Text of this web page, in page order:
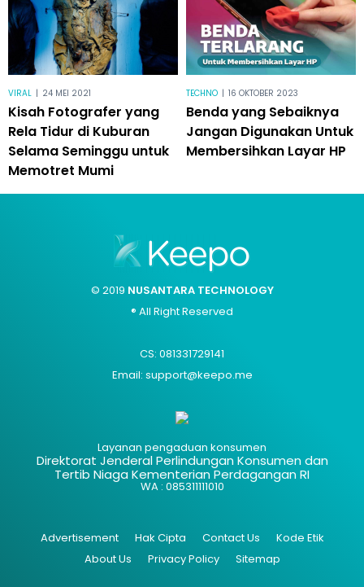
VIRAL | 24 MEI 2021
Kisah Fotografer yang
Rela Tidur di Kuburan
Selama Seminggu untuk
Memotret Mumi
TECHNO | 16 OKTOBER 2023
Benda yang Sebaiknya
Jangan Digunakan Untuk
Membersihkan Layar HP
© 2019 NUSANTARA TECHNOLOGY
® All Right Reserved
CS: 081331729141
Email: support@keepo.me
Layanan pengaduan konsumen
Direktorat Jenderal Perlindungan Konsumen dan
Tertib Niaga Kementerian Perdagangan RI
WA : 085311111010
Advertisement Hak Cipta Contact Us
Kode Etik
About Us
Privacy Policy Sitemap